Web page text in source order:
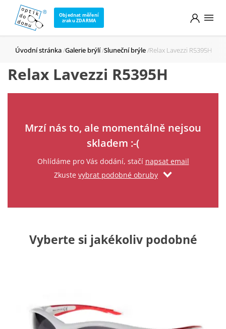
Objednat měření
zraku ZDARMA
Úvodní stránka Galerie brýlí Sluneční brýle Relax Lavezzi R5395H
Relax Lavezzi R5395H
Mrzí nás to, ale momentálně nejsou
skladem :-(
Ohlídáme pro Vás dodání, stačí napsat email
Zkuste vybrat podobné obruby
Vyberte si jakékoliv podobné